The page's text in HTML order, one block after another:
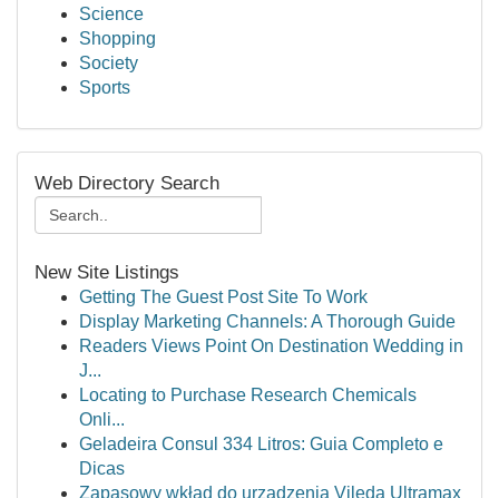
Science
Shopping
Society
Sports
Web Directory Search
New Site Listings
Getting The Guest Post Site To Work
Display Marketing Channels: A Thorough Guide
Readers Views Point On Destination Wedding in
J...
Locating to Purchase Research Chemicals
Onli...
Geladeira Consul 334 Litros: Guia Completo e
Dicas
Zapasowy wkład do urządzenia Vileda Ultramax